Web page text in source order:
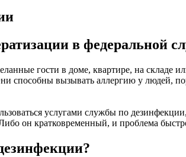
в федеральной
гости в доме, квартире, на
способны вызывать аллергию у людей,
услугами службы по
он кратковременный, и проблема